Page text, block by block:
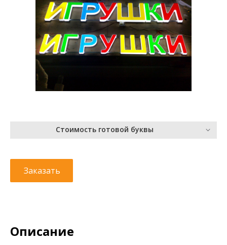
Стоимость готовой буквы
Заказать
Описание